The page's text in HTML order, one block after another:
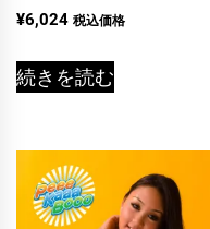
¥6,024 税込価格
続きを読む